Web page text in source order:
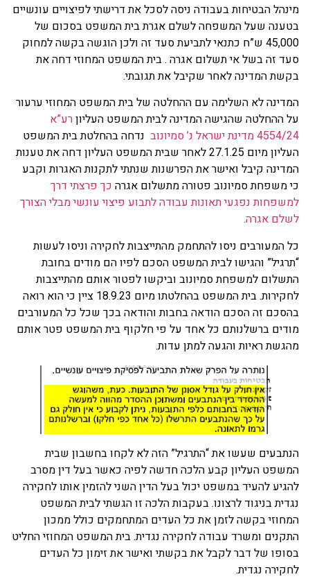
מינהל הבטיחות בעבודה ניסה לסכל את דרישתי לפיצויים עונשיים
בטענה שעל המשפחה לשלם אגרת בית המשפט בסכום של
45,000 ש”ח כתנאי לתביעת סעד זה ולכן הוגשה בקשה למחוק
סעד זה בשל אי תשלום אגרה . בית המשפט המחוזי דחה את
בקשת המדינה לאחר שקיבל את תגובתי.
המדינה לא השלימה עם ההחלטה של בית המשפט המחוזי ערעור
על ההחלטה שהגישה המדינה לבית המשפט העליוןרע”א
4554/24 מדינת ישראל נ’ סמיונוב
נדחה בהחלטת בית המשפט
העליון מיום 27.1.25 לאחר שבית המשפט העליון דחה את טענות
המדינה קיבל ואישר את הפרשנות שנתתי לתקנות האגרות וקבע
כי משפחת סמיונוב פטורה מתשלום אגרה כך פרצתי דרך
למשפחות נפגעי תאונות עבודה לתבוע פיצוי עונשי מבלי הצורך
לשלם אגרה.
כל המעורבים ניסו להתחמק מהתייצבות לחקירה וניסו לעשות
“תרגיל” והגישו לבית המשפט הסכם לפיו הם מודים בחובת
התשלום למשפחת סמיונוב וביקשו לפטור אותם מהתייצבות
לחקירות. בית המשפט בהחלטתו מיום 18.9.23 ציין כי הוא רואה
בהסכם זה הסכם הודאה בחבות והודאה בכך שכל כל המעורבים
מודים ברשלנותם כל אחד על פי חלקוף בית המשפט פטר אותם
מהגשת ראיות והגעה למתן עדות.
הנתבעים שעשו את “התרגיל” הזה לא לקחו בחשבון שבית
המשפט העליון קבע הלכה חדשה לפיה כאשר בעל דין מסרב
להגיע להעיד במשפט יכול בעל הדין השני להזמין אותו לחקירה
נגדית בניגוד לרצונו. בעקבות הלכה זו הגשתי לבית המשפט
המחוזי בקשה לזמן את כל העדים המתחמקים כולל ממכון
התקנים ומשרד עבודה לחקירה נגדית. בית המשפט המחוזי החליט
בסופו של דבר לקבל את בקשתי ואישר את זימון כל העדים
לחקירה נגדית.